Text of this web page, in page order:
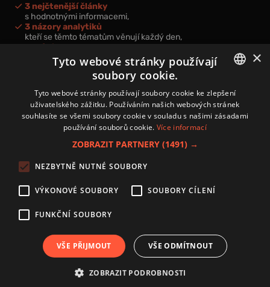
3 nejčtenější články
s hodnotnými informacemi,
3 názory analytiků
kteří se těmto tématům věnují každý den,
nová videa a podcasty
k prohloubení vašich znalostí.
Přihlášením k newsletteru vyjadřujete svůj souhlas spodmínkami
zpracování osobních údajů.
Zásady používání souborů cookies
Autoři
Nastavení cookies
Publikování nebo další šíření obsahu serveru www.investice.cz není možné bez
CZECH
×
Tyto webové stránky používají
soubory cookie.
Tyto webové stránky používají soubory cookie ke zlepšení
uživatelského zážitku. Používáním našich webových stránek
souhlasíte se všemi soubory cookie v souladu s našimi zásadami
používání souborů cookie. Více informací
ZOBRAZIT PARTNERY (1491) →
NEZBYTNĚ NUTNÉ SOUBORY
VÝKONOVÉ SOUBORY SOUBORY CÍLENÍ
FUNKČNÍ SOUBORY
VŠE PŘIJMOUT VŠE ODMÍTNOUT
ZOBRAZIT PODROBNOSTI